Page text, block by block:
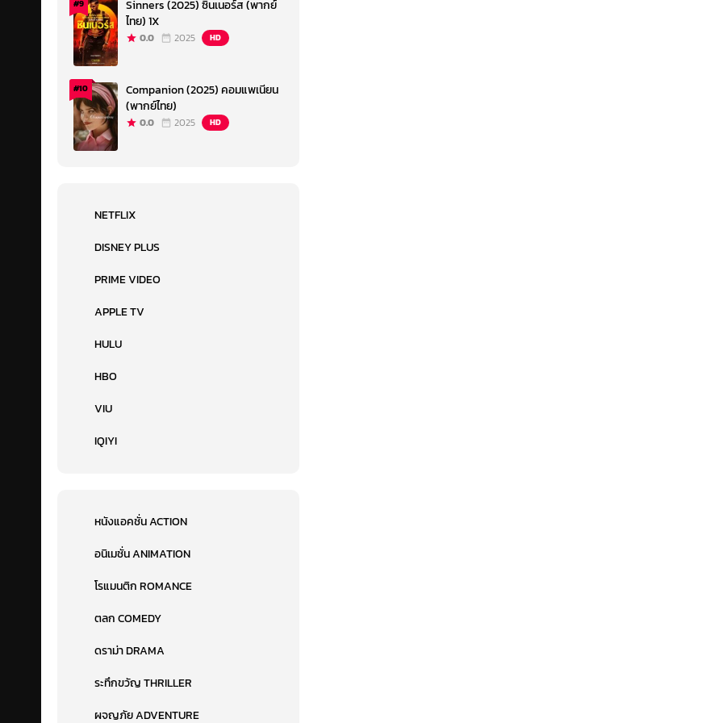
#9
Sinners (2025) ซินเนอร์ส (พากย์
ไทย) 1X
0.0 2025 HD
#10
Companion (2025) คอมแพเนียน
(พากย์ไทย)
0.0 2025 HD
NETFLIX
DISNEY PLUS
PRIME VIDEO
APPLE TV
HULU
HBO
VIU
IQIYI
หนังแอคชั่น ACTION
อนิเมชั่น ANIMATION
โรแมนติก ROMANCE
ตลก COMEDY
ดราม่า DRAMA
ระทึกขวัญ THRILLER
ผจญภัย ADVENTURE